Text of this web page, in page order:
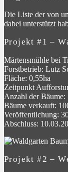
Die Liste der von
dabei unterstützt
Projekt #1 –
Märtensmühle bei
Forstbetrieb: Lutz
Fläche: 0,55ha
Zeitpunkt
Anzahl der Bäume:
Bäume verkauft:
Veröffentlichung:
Abschluss:
Projekt #2 –